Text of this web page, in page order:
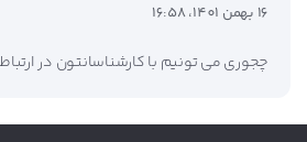
16 بهمن 1401، 16:58
چجوری می تونیم با کارشناسانتون در